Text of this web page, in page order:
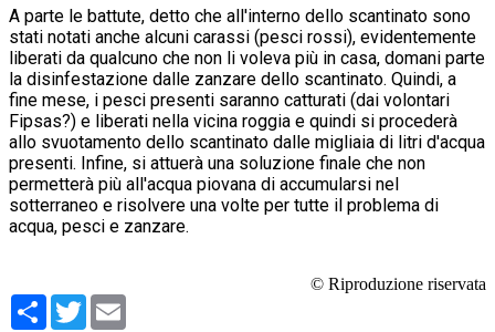
A parte le battute, detto che all'interno dello scantinato sono
stati notati anche alcuni carassi (pesci rossi), evidentemente
liberati da qualcuno che non li voleva più in casa, domani parte
la disinfestazione dalle zanzare dello scantinato. Quindi, a
fine mese, i pesci presenti saranno catturati (dai volontari
Fipsas?) e liberati nella vicina roggia e quindi si procederà
allo svuotamento dello scantinato dalle migliaia di litri d'acqua
presenti. Infine, si attuerà una soluzione finale che non
permetterà più all'acqua piovana di accumularsi nel
sotterraneo e risolvere una volte per tutte il problema di
acqua, pesci e zanzare.
© Riproduzione riservata
Condividi
Twitter